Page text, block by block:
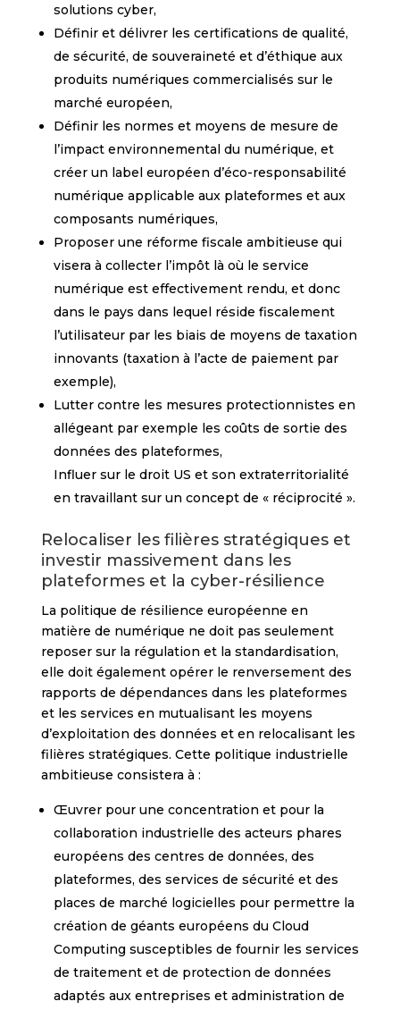
solutions cyber,
Définir et délivrer les certifications de qualité,
de sécurité, de souveraineté et d’éthique aux
produits numériques commercialisés sur le
marché européen,
Définir les normes et moyens de mesure de
l’impact environnemental du numérique, et
créer un label européen d’éco-responsabilité
numérique applicable aux plateformes et aux
composants numériques,
Proposer une réforme fiscale ambitieuse qui
visera à collecter l’impôt là où le service
numérique est effectivement rendu, et donc
dans le pays dans lequel réside fiscalement
l’utilisateur par les biais de moyens de taxation
innovants (taxation à l’acte de paiement par
exemple),
Lutter contre les mesures protectionnistes en
allégeant par exemple les coûts de sortie des
données des plateformes,
Influer sur le droit US et son extraterritorialité
en travaillant sur un concept de « réciprocité ».
Relocaliser les filières stratégiques et
investir massivement dans les
plateformes et la cyber-résilience
La politique de résilience européenne en
matière de numérique ne doit pas seulement
reposer sur la régulation et la standardisation,
elle doit également opérer le renversement des
rapports de dépendances dans les plateformes
et les services en mutualisant les moyens
d’exploitation des données et en relocalisant les
filières stratégiques. Cette politique industrielle
ambitieuse consistera à :
Œuvrer pour une concentration et pour la
collaboration industrielle des acteurs phares
européens des centres de données, des
plateformes, des services de sécurité et des
places de marché logicielles pour permettre la
création de géants européens du Cloud
Computing susceptibles de fournir les services
de traitement et de protection de données
adaptés aux entreprises et administration de